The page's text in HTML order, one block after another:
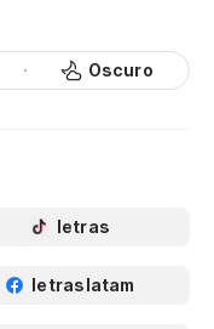
Oscuro
letras
letraslatam